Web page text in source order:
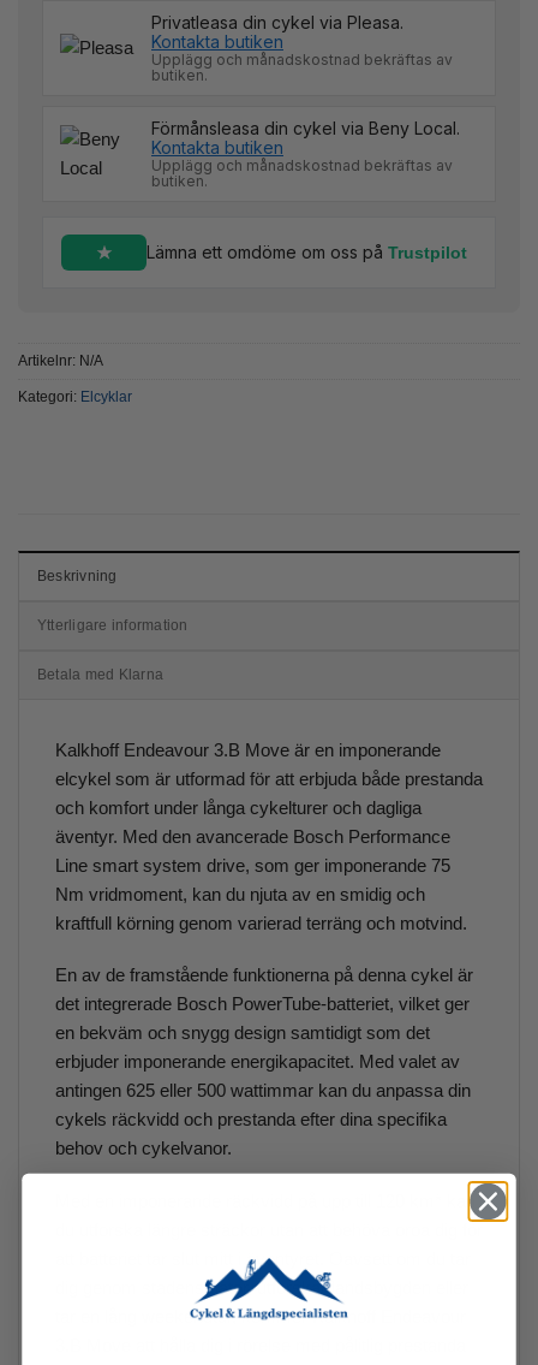
Privatleasa din cykel via Pleasa.
Kontakta butiken
Upplägg och månadskostnad bekräftas av
butiken.
Förmånsleasa din cykel via Beny Local.
Kontakta butiken
Upplägg och månadskostnad bekräftas av
butiken.
Lämna ett omdöme om oss på Trustpilot
Artikelnr: N/A
Kategori: Elcyklar
Beskrivning
Ytterligare information
Betala med Klarna
Kalkhoff Endeavour 3.B Move är en imponerande
elcykel som är utformad för att erbjuda både prestanda
och komfort under långa cykelturer och dagliga
äventyr. Med den avancerade Bosch Performance
Line smart system drive, som ger imponerande 75
Nm vridmoment, kan du njuta av en smidig och
kraftfull körning genom varierad terräng och motvind.
En av de framstående funktionerna på denna cykel är
det integrerade Bosch PowerTube-batteriet, vilket ger
en bekväm och snygg design samtidigt som det
erbjuder imponerande energikapacitet. Med valet av
antingen 625 eller 500 wattimmar kan du anpassa din
cykels räckvidd och prestanda efter dina specifika
behov och cykelvanor.
Med en imponerande räckvidd på upp till 120 km* kan
att batteriet tar slut mitt i äventyret. Oavsett om du tar
dig genom stadens gator, utforskar landsbygden eller
tar en lång weekendtur, kommer Kalkhoff Endeavour